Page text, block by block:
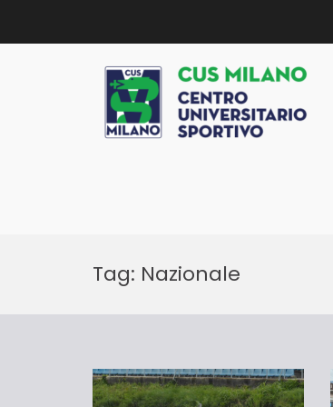
contenuto
Tag: Nazionale